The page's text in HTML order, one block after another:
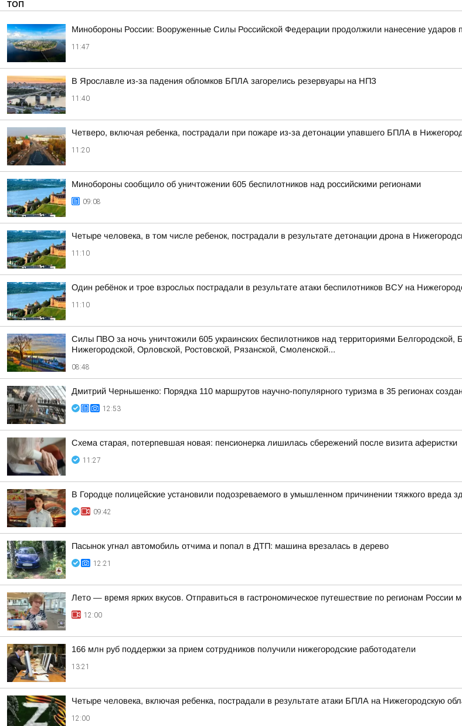
ТОП
Минобороны России: Вооруженные Силы Российской Федерации продолжили нанесение ударов
11:47
В Ярославле из-за падения обломков БПЛА загорелись резервуары на НПЗ
11:40
Четверо, включая ребенка, пострадали при пожаре из-за детонации упавшего БПЛА в
11:20
Минобороны сообщило об уничтожении 605 беспилотников над российскими регионами
09:08
Четыре человека, в том числе ребенок, пострадали в результате детонации дрона в
11:10
Один ребёнок и трое взрослых пострадали в результате атаки беспилотников ВСУ на
11:10
Силы ПВО за ночь уничтожили 605 украинских беспилотников над территориями
Нижегородской, Орловской, Ростовской, Рязанской, Смоленской...
08:48
Дмитрий Чернышенко: Порядка 110 маршрутов научно-популярного туризма в 35 регионах
12:53
Схема старая, потерпевшая новая: пенсионерка лишилась сбережений после визита аферистки
11:27
В Городце полицейские установили подозреваемого в умышленном причинении тяжкого вреда
09:42
Пасынок угнал автомобиль отчима и попал в ДТП: машина врезалась в дерево
12:21
Лето — время ярких вкусов. Отправиться в гастрономическое путешествие по регионам
12:00
166 млн руб поддержки за прием сотрудников получили нижегородские работодатели
13:21
Четыре человека, включая ребенка, пострадали в результате атаки БПЛА на Нижегородскую
12:00